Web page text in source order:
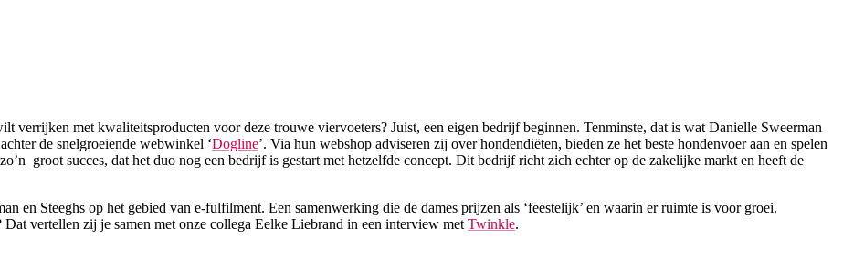
verrijken met kwaliteitsproducten voor deze trouwe viervoeters? Juist, een eigen bedrijf beginnen. Tenminste, dat is wat Danielle Sweerman
de snelgroeiende webwinkel ‘Dogline’. Via hun webshop adviseren zij over hondendiëten, bieden ze het beste hondenvoer aan en spelen
groot succes, dat het duo nog een bedrijf is gestart met hetzelfde concept. Dit bedrijf richt zich echter op de zakelijke markt en heeft de
en Steeghs op het gebied van e-fulfilment. Een samenwerking die de dames prijzen als ‘feestelijk’ en waarin er ruimte is voor groei.
vertellen zij je samen met onze collega Eelke Liebrand in een interview met Twinkle.